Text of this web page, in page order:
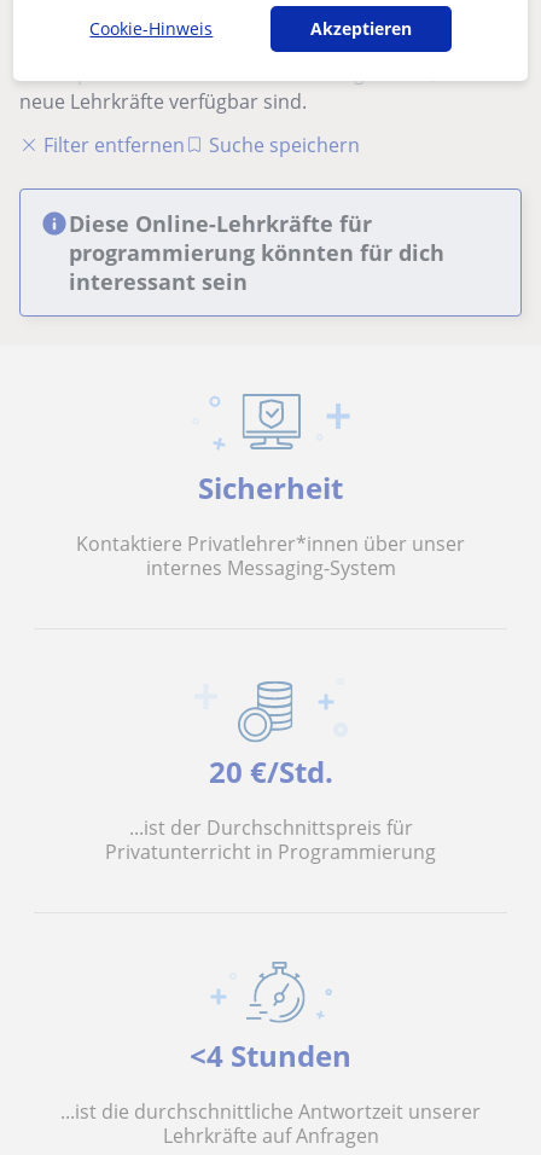
Es scheint, dass deine Suche sehr spezifisch ist.
Passe deine Suche an, um mehr Ergebnisse zu sehen,
neue Lehrkräfte verfügbar sind.
Filter entfernen
Suche speichern
Diese Online-Lehrkräfte für
programmierung könnten für dich
interessant sein
Sicherheit
Kontaktiere Privatlehrer*innen über unser
internes Messaging-System
20 €/Std.
...ist der Durchschnittspreis für
Privatunterricht in Programmierung
<4 Stunden
...ist die durchschnittliche Antwortzeit unserer
Lehrkräfte auf Anfragen
Cookie-Hinweis Akzeptieren